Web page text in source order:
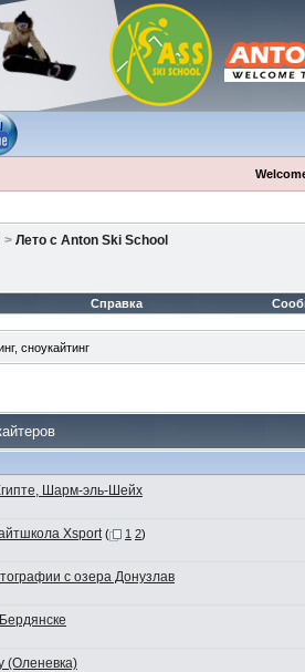
> Лето с Anton Ski School
Справка
сноукайтинг
Шарм-эль-Шейх
Xsport ( 1 2)
с озера Донузлав
(Оленевка)